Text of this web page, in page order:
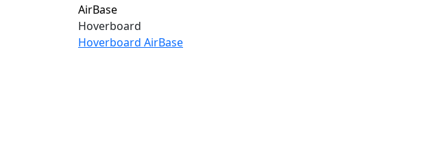
AirBase
Hoverboard
Hoverboard AirBase